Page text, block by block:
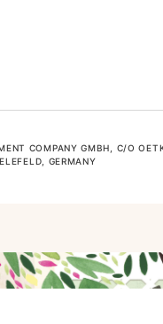
COMPANY GMBH, C/O
GERMANY